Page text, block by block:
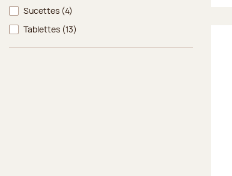
Sucettes (4)
Tablettes (13)